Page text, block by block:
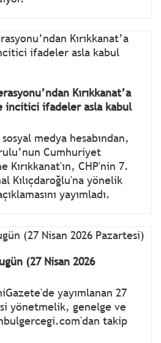
Kırıkkanat’a
incitici ifadeler asla kabul
medya hesabından,
Cumhuriyet
Kırıkkanat'ın, CHP'nin 7.
Kılıçdaroğlu'na yönelik
yayımladı.
(27 Nisan 2026
yayımlanan 27
yönetmelik, genelge ve
takip